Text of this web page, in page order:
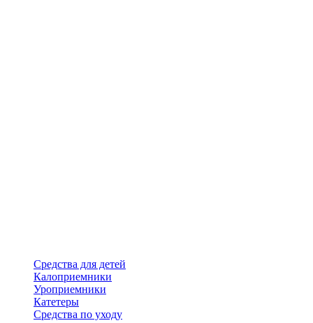
Средства для детей
Калоприемники
Уроприемники
Катетеры
Средства по уходу